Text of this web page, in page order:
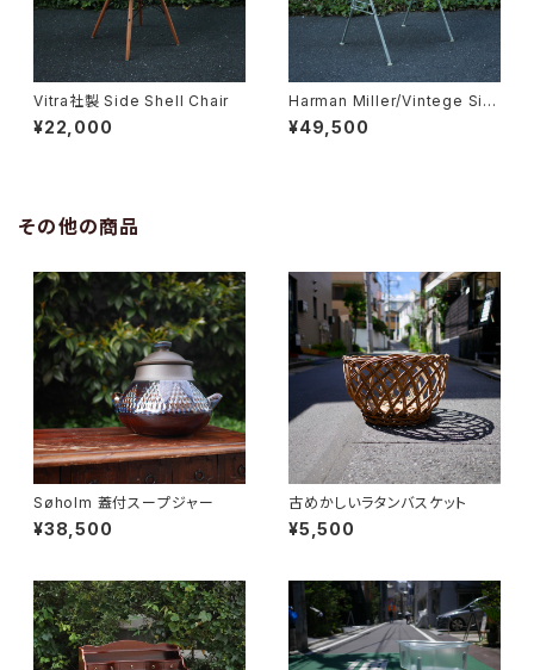
Vitra社製 Side Shell Chair
¥22,000
Harman Miller/Vintege Sid
e Shell Chair 2nd
¥49,500
その他の商品
Søholm 蓋付スープジャー
¥38,500
古めかしいラタンバスケット
¥5,500